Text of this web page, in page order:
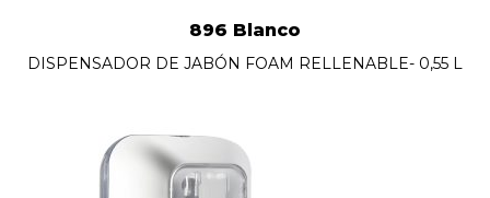
896 Blanco
DISPENSADOR DE JABÓN FOAM RELLENABLE- 0,55 L